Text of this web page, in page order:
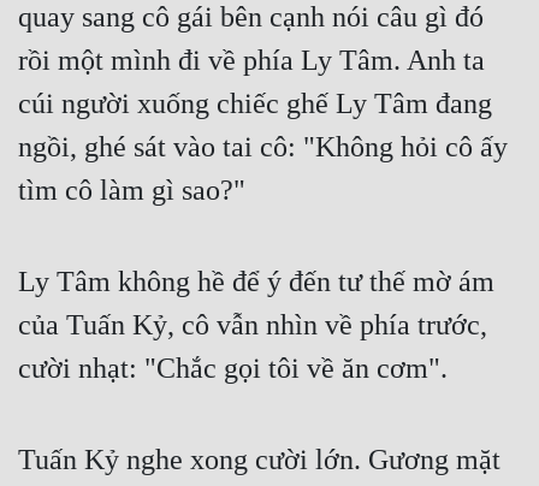
quay sang cô gái bên cạnh nói câu gì đó
rồi một mình đi về phía Ly Tâm. Anh ta
cúi người xuống chiếc ghế Ly Tâm đang
ngồi, ghé sát vào tai cô: "Không hỏi cô ấy
tìm cô làm gì sao?"
Ly Tâm không hề để ý đến tư thế mờ ám
của Tuấn Kỷ, cô vẫn nhìn về phía trước,
cười nhạt: "Chắc gọi tôi về ăn cơm".
Tuấn Kỷ nghe xong cười lớn. Gương mặt